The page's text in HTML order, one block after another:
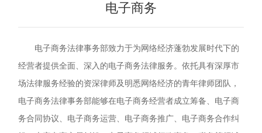
联系我们
电子商务
电子商务法律事务部致力于为网络经济蓬勃发展时代下的
经营者提供全面、深入的电子商务法律服务。依托具有深厚市
场法律服务经验的资深律师及明悉网络经济的青年律师团队，
电子商务法律事务部能够在电子商务经营者成立筹备、电子商
务合同协议、电子商务运营、电子商务推广、电子商务合作纠